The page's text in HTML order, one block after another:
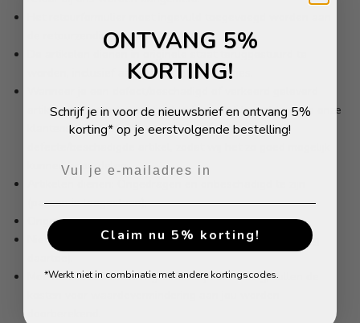
de retourzending.
De artikelen dienen in originele staat teruggestuurd te
worden, inclusief aangehechte prijskaartjes.
artikel hebt ontvangen, dient u dit vooraf te melden aan onze
klantenservice. Stuur een mail met foto’s van het
kunnen beoordelen.
(passen is toegestaan);
Ongewassen te zijn;
Niet door of derde partijen hersteld te zijn (of een poging
Mochten artikelen meer gebruikt zijn dan nodig, zullen de
ONTVANG 5%
KORTING!
Schrijf je in voor de nieuwsbrief en ontvang 5%
korting* op je eerstvolgende bestelling!
Claim nu 5% korting!
*Werkt niet in combinatie met andere kortingscodes.